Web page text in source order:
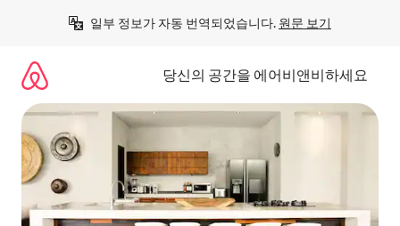
일부 정보가 자동 번역되었습니다. 원문 보기
당신의 공간을 에어비앤비하세요